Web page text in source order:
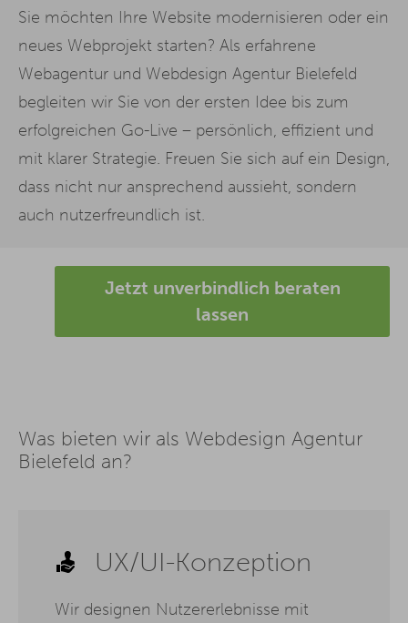
Sie möchten Ihre Website modernisieren oder ein
neues Webprojekt starten? Als erfahrene
Webagentur und Webdesign Agentur Bielefeld
begleiten wir Sie von der ersten Idee bis zum
erfolgreichen Go-Live – persönlich, effizient und
mit klarer Strategie. Freuen Sie sich auf ein Design,
dass nicht nur ansprechend aussieht, sondern
auch nutzerfreundlich ist.
Jetzt unverbindlich beraten
lassen
Was bieten wir als Webdesign Agentur
Bielefeld an?
UX/UI-Konzeption
Wir designen Nutzererlebnisse mit